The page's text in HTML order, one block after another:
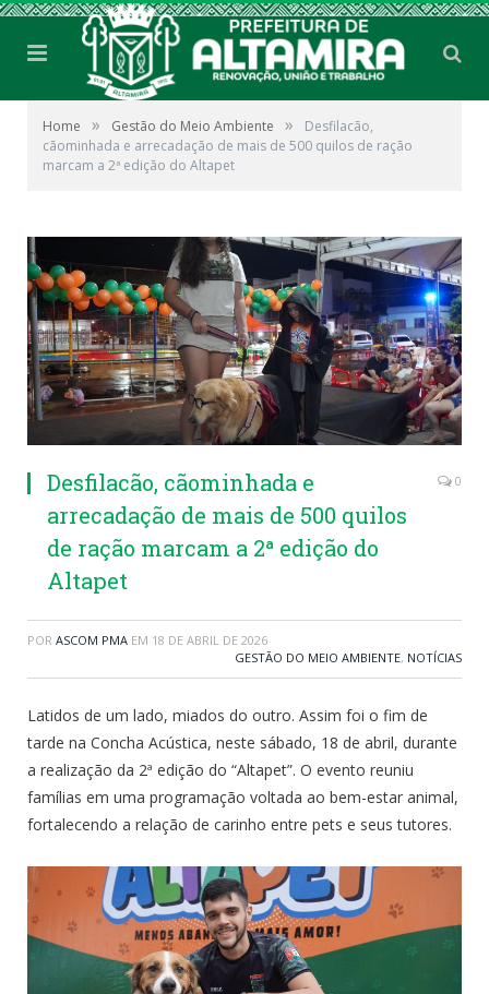
Home » Gestão do Meio Ambiente »
Desfilacão,
cãominhada e arrecadação de mais de 500 quilos de ração
marcam a 2ª edição do Altapet
Desfilacão, cãominhada e
arrecadação de mais de 500 quilos
de ração marcam a 2ª edição do
Altapet
0
POR ASCOM PMA EM 18 DE ABRIL DE 2026
GESTÃO DO MEIO AMBIENTE, NOTÍCIAS
Latidos de um lado, miados do outro. Assim foi o fim de
tarde na Concha Acústica, neste sábado, 18 de abril, durante
a realização da 2ª edição do “Altapet”. O evento reuniu
famílias em uma programação voltada ao bem-estar animal,
fortalecendo a relação de carinho entre pets e seus tutores.